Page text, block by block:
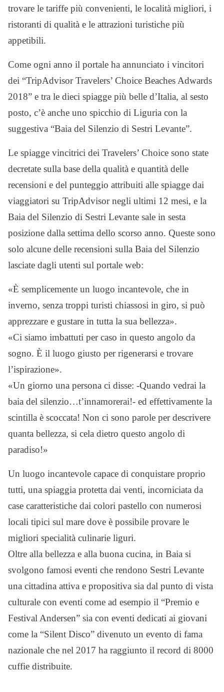
trovare le tariffe più convenienti, le località migliori, i
ristoranti di qualità e le attrazioni turistiche più
appetibili.
Come ogni anno il portale ha annunciato i vincitori
dei “TripAdvisor Travelers’ Choice Beaches Adwards
2018” e tra le dieci spiagge più belle d’Italia, al sesto
posto, c’è anche uno spicchio di Liguria con la
suggestiva “Baia del Silenzio di Sestri Levante”.
Le spiagge vincitrici dei Travelers’ Choice sono state
decretate sulla base della qualità e quantità delle
recensioni e del punteggio attribuiti alle spiagge dai
viaggiatori su TripAdvisor negli ultimi 12 mesi, e la
Baia del Silenzio di Sestri Levante sale in sesta
posizione dalla settima dello scorso anno. Queste sono
solo alcune delle recensioni sulla Baia del Silenzio
lasciate dagli utenti sul portale web:
«È semplicemente un luogo incantevole, che in
inverno, senza troppi turisti chiassosi in giro, si può
apprezzare e gustare in tutta la sua bellezza».
«Ci siamo imbattuti per caso in questo angolo da
sogno. È il luogo giusto per rigenerarsi e trovare
l’ispirazione».
«Un giorno una persona ci disse: -Quando vedrai la
baia del silenzio…t’innamorerai!- ed effettivamente la
scintilla è scoccata! Non ci sono parole per descrivere
quanta bellezza, si cela dietro questo angolo di
paradiso!»
Un luogo incantevole capace di conquistare proprio
tutti, una spiaggia protetta dai venti, incorniciata da
case caratteristiche dai colori pastello con numerosi
locali tipici sul mare dove è possibile provare le
migliori specialità culinarie liguri.
Oltre alla bellezza e alla buona cucina, in Baia si
svolgono famosi eventi che rendono Sestri Levante
una cittadina attiva e propositiva sia dal punto di vista
culturale con eventi come ad esempio il “Premio e
Festival Andersen” sia con eventi dedicati ai giovani
come la “Silent Disco” divenuto un evento di fama
nazionale che nel 2017 ha raggiunto il record di 8000
cuffie distribuite.